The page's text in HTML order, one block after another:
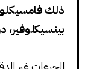
ذلك